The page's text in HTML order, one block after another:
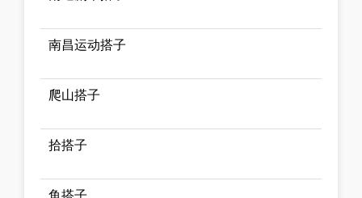
南昌运动搭子
爬山搭子
拾搭子